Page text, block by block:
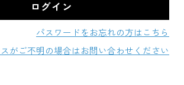
パスワードをお忘れの方はこちら
がご不明の場合はお問い合わせください